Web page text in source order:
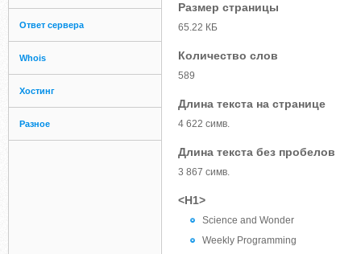
Ответ сервера
Whois
Хостинг
Разное
Размер страницы
65.22 КБ
Количество слов
589
Длина текста на странице
4 622 симв.
Длина текста без пробелов
3 867 симв.
<H1>
Science and Wonder
Weekly Programming